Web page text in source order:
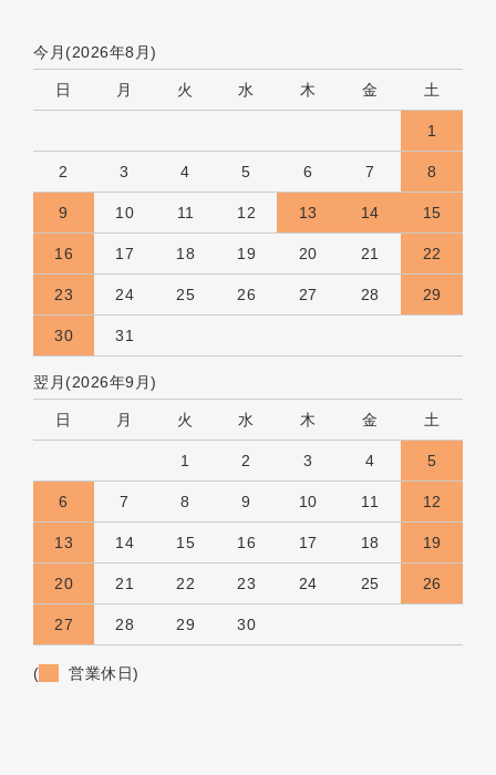
今月(2026年8月)
日 月 火 水 木 金 土
1
2 3 4 5 6 7 8
9 10 11 12 13 14 15
16 17 18 19 20 21 22
23 24 25 26 27 28 29
30 31
翌月(2026年9月)
日 月 火 水 木 金 土
1 2 3 4 5
6 7 8 9 10 11 12
13 14 15 16 17 18 19
20 21 22 23 24 25 26
27 28 29 30
( 営業休日)